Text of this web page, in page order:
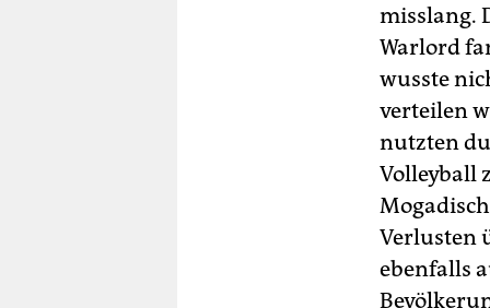
misslang.
Warlord
wusste
verteilen
nutzten
Volleyball
Verlusten
ebenfalls